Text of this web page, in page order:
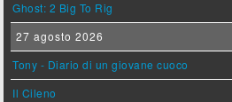
Ghost: 2 Big To Rig
27 agosto 2026
Tony - Diario di un giovane cuoco
Il Cileno